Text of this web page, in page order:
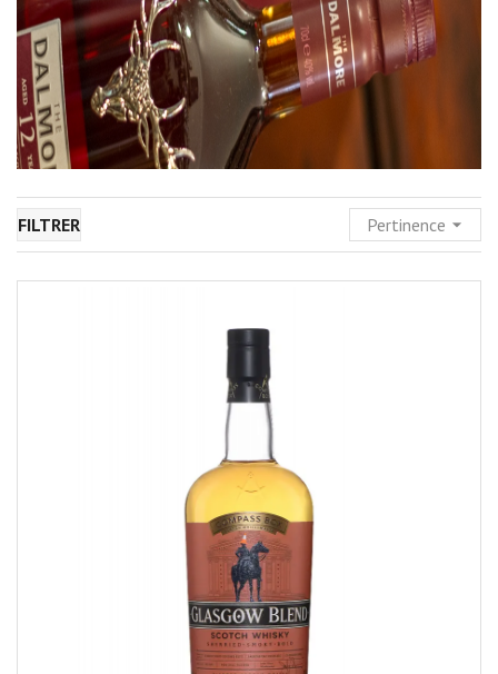
FILTRER Pertinence arrow_drop_down